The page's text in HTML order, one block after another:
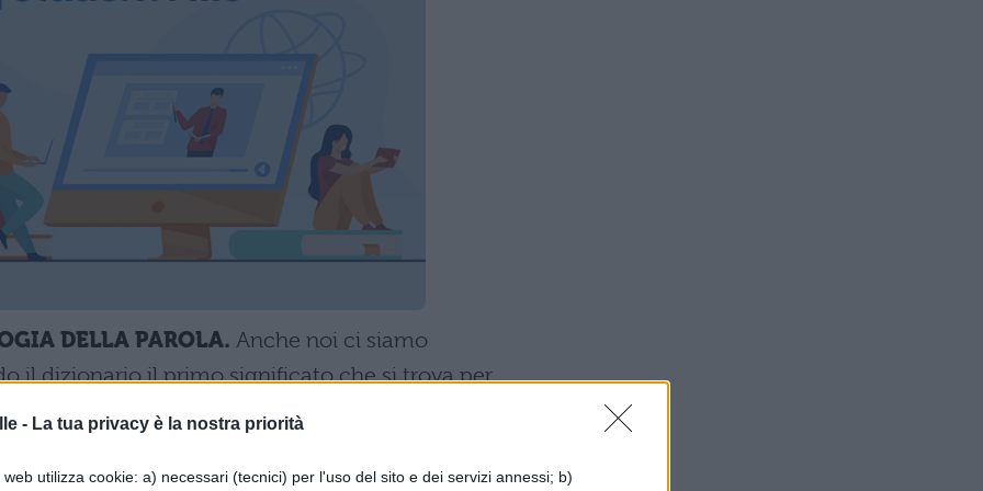
- La tua privacy è la nostra priorità
utilizza cookie: a) necessari (tecnici) per l'uso del sito e dei servizi annessi; b)
DELLA PAROLA. Anche noi ci siamo
il dizionario il primo significato che si trova per
o “refurtiva“, tuttavia per come è usato dai
un senso totalmente differente. L’etimologia della
parola scozzese "swagger", utilizzata